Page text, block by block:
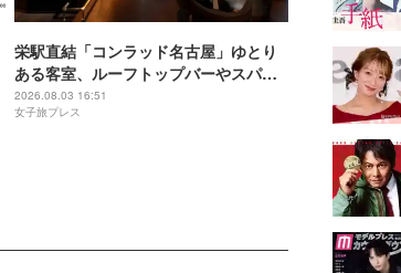
栄駅直結「コンラッド名古屋」ゆとり
ある客室、ルーフトップバーやスパで
贅沢気分の滞在を
2026.08.03 16:51
女子旅プレス